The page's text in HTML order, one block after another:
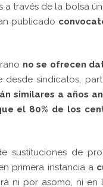
través de la bolsa
publicado
no se ofrecen
desde sindicatos,
similares a años
el 80% de los
sustituciones de
primera instancia a
ni por asomo, ni